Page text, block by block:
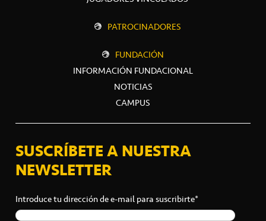
PATROCINADORES
FUNDACIÓN
INFORMACIÓN FUNDACIONAL
NOTICIAS
CAMPUS
SUSCRÍBETE A NUESTRA
NEWSLETTER
Introduce tu dirección de e-mail para suscribirte*